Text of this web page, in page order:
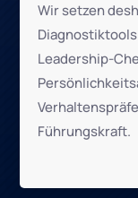
Wir setzen
Leadership-
Führungskraft.